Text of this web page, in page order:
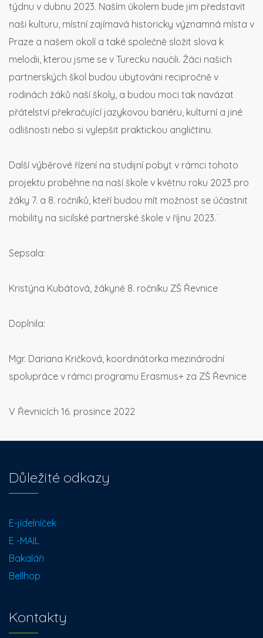
týdnu v dubnu 2023. Naším úkolem bude jim představit
naši kulturu, místní zajímavá historicky významná místa v
Praze a našem okolí a také společně složit slova k
melodii, kterou jsme se v Turecku naučili. Žáci našich
partnerských škol budou ubytováni recipročně v
rodinách žáků naší školy, a budou moci tak navázat
přátelství překračující jazykovou bariéru, kulturní a jiné
odlišnosti nebo si vylepšit praktickou angličtinu.
Další výběrové řízení na studijní pobyt v rámci tohoto
projektu proběhne na naší škole v květnu roku 2023 pro
žáky 7. a 8. ročníků, kteří budou mít možnost se účastnit
mobility na sicilské partnerské škole v říjnu 2023.¨
Sepsala:
Kristýna Kubátová, žákyně 8. ročníku ZŠ Řevnice
Doplnila:
Mgr. Dariana Kričková, koordinátorka mezinárodní
spolupráce v rámci programu Erasmus+ za ZŠ Řevnice
V Řevnicích 16. prosince 2022
Důležité odkazy
E-jídelníček
E -MAIL
Bakaláři
Bellhop
Kontakty